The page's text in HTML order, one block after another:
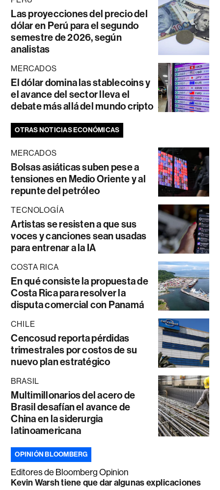
Las proyecciones del precio del
dólar en Perú para el segundo
semestre de 2026, según
analistas
MERCADOS
El dólar domina las stablecoins y
el avance del sector lleva el
debate más allá del mundo cripto
OTRAS NOTICIAS ECONÓMICAS
MERCADOS
Bolsas asiáticas suben pese a
tensiones en Medio Oriente y al
repunte del petróleo
TECNOLOGÍA
Artistas se resisten a que sus
voces y canciones sean usadas
para entrenar a la IA
COSTA RICA
En qué consiste la propuesta de
Costa Rica para resolver la
disputa comercial con Panamá
CHILE
Cencosud reporta pérdidas
trimestrales por costos de su
nuevo plan estratégico
BRASIL
Multimillonarios del acero de
Brasil desafían el avance de
China en la siderurgia
latinoamericana
OPINIÓN BLOOMBERG
Editores de Bloomberg Opinion
Kevin Warsh tiene que dar algunas explicaciones